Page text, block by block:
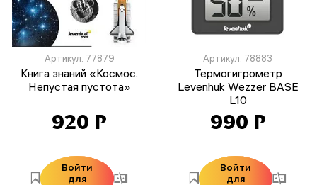
Артикул: 77879
Книга знаний «Космос.
Непустая пустота»
920 ₽
Войти
для
Артикул: 78883
Термогигрометр
Levenhuk Wezzer BASE
L10
990 ₽
Войти
для